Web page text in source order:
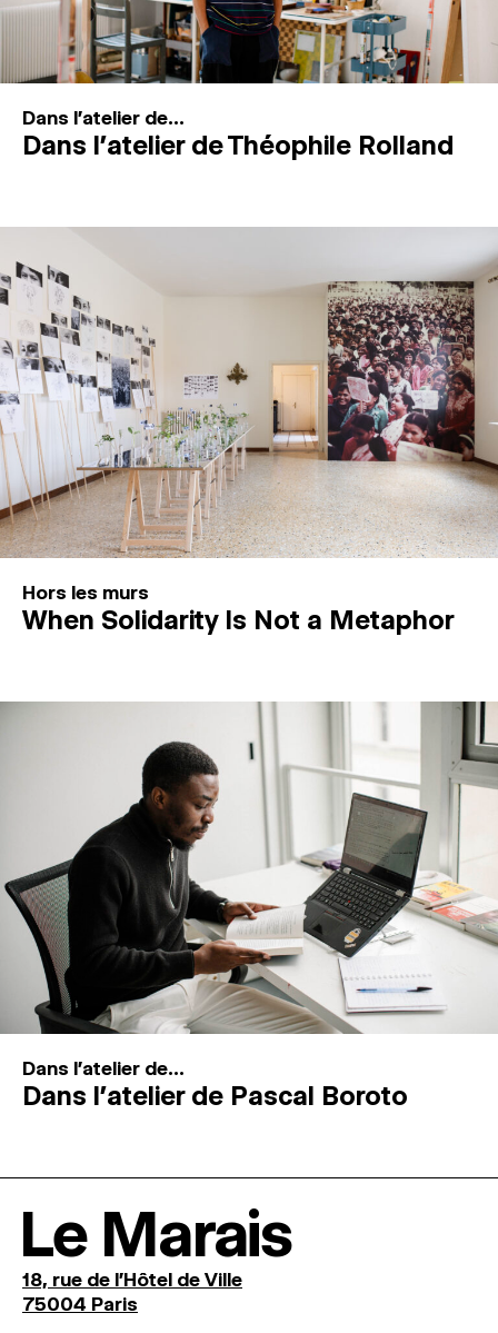
Connexion
Dans l'atelier de...
Dans l’atelier de Théophile Rolland
Hors les murs
When Solidarity Is Not a Metaphor
Dans l'atelier de...
Dans l’atelier de Pascal Boroto
Le Marais
18, rue de l'Hôtel de Ville
75004 Paris